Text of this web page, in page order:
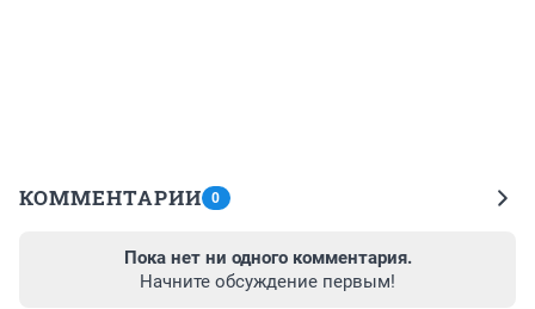
КОММЕНТАРИИ 0
Пока нет ни одного комментария.
Начните обсуждение первым!